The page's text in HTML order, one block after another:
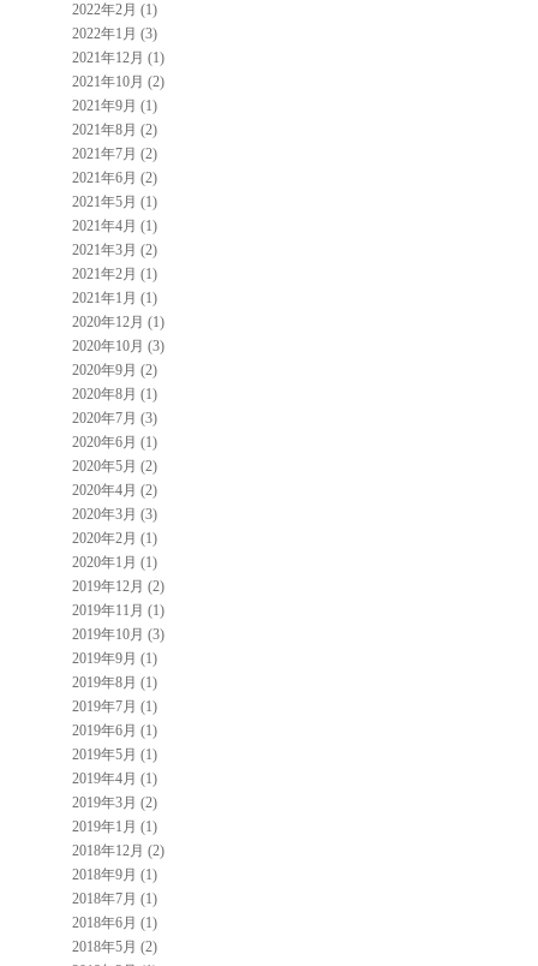
2022年2月 (1)
2022年1月 (3)
2021年12月 (1)
2021年10月 (2)
2021年9月 (1)
2021年8月 (2)
2021年7月 (2)
2021年6月 (2)
2021年5月 (1)
2021年4月 (1)
2021年3月 (2)
2021年2月 (1)
2021年1月 (1)
2020年12月 (1)
2020年10月 (3)
2020年9月 (2)
2020年8月 (1)
2020年7月 (3)
2020年6月 (1)
2020年5月 (2)
2020年4月 (2)
2020年3月 (3)
2020年2月 (1)
2020年1月 (1)
2019年12月 (2)
2019年11月 (1)
2019年10月 (3)
2019年9月 (1)
2019年8月 (1)
2019年7月 (1)
2019年6月 (1)
2019年5月 (1)
2019年4月 (1)
2019年3月 (2)
2019年1月 (1)
2018年12月 (2)
2018年9月 (1)
2018年7月 (1)
2018年6月 (1)
2018年5月 (2)